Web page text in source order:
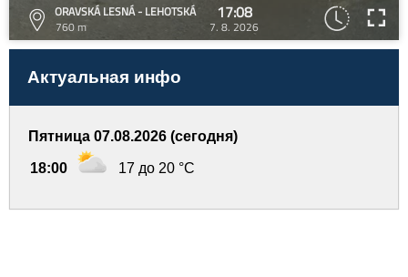
ORAVSKÁ LESNÁ - LEHOTSKÁ
760 m
17:08
7. 8. 2026
Актуальная инфо
Пятница 07.08.2026 (сегодня)
18:00 17 до 20 °C